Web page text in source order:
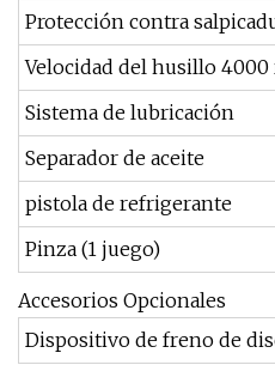
Protección contra
Velocidad del husillo 4000
Sistema de lubricación
Separador de aceite
pistola de refrigerante
Pinza (1 juego)
Accesorios Opcionales
Dispositivo de freno de